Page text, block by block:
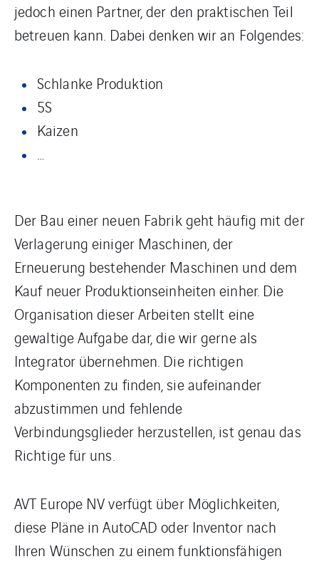
jedoch einen Partner, der den praktischen Teil
betreuen kann. Dabei denken wir an Folgendes:
Schlanke Produktion
5S
Kaizen
…
Der Bau einer neuen Fabrik geht häufig mit der
Verlagerung einiger Maschinen, der
Erneuerung bestehender Maschinen und dem
Kauf neuer Produktionseinheiten einher. Die
Organisation dieser Arbeiten stellt eine
gewaltige Aufgabe dar, die wir gerne als
Integrator übernehmen. Die richtigen
Komponenten zu finden, sie aufeinander
abzustimmen und fehlende
Verbindungsglieder herzustellen, ist genau das
Richtige für uns.
AVT Europe NV verfügt über Möglichkeiten,
diese Pläne in AutoCAD oder Inventor nach
Ihren Wünschen zu einem funktionsfähigen